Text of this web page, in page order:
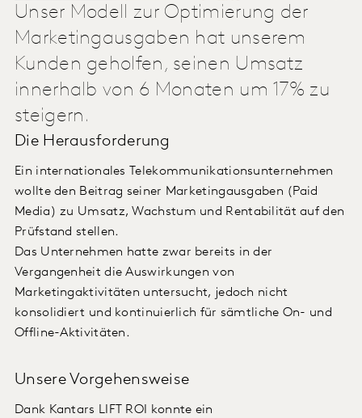
Unser Modell zur Optimierung der
Marketingausgaben hat unserem
Kunden geholfen, seinen Umsatz
innerhalb von 6 Monaten um 17% zu
steigern.
Die Herausforderung
Ein internationales Telekommunikationsunternehmen
wollte den Beitrag seiner Marketingausgaben (Paid
Media) zu Umsatz, Wachstum und Rentabilität auf den
Prüfstand stellen.
Das Unternehmen hatte zwar bereits in der
Vergangenheit die Auswirkungen von
Marketingaktivitäten untersucht, jedoch nicht
konsolidiert und kontinuierlich für sämtliche On- und
Offline-Aktivitäten.
Unsere Vorgehensweise
Dank Kantars LIFT ROI konnte ein